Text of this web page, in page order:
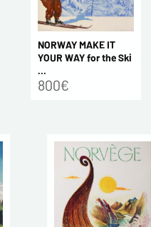
NORWAY MAKE IT
YOUR WAY for the Ski
...
800€